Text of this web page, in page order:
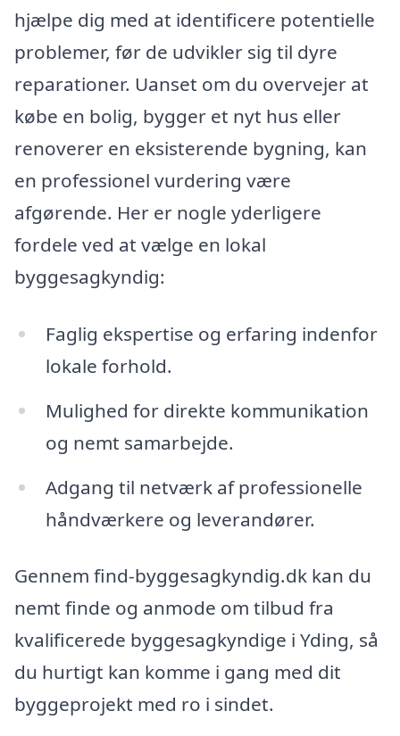
hjælpe dig med at identificere potentielle
problemer, før de udvikler sig til dyre
reparationer. Uanset om du overvejer at
købe en bolig, bygger et nyt hus eller
renoverer en eksisterende bygning, kan
en professionel vurdering være
afgørende. Her er nogle yderligere
fordele ved at vælge en lokal
byggesagkyndig:
Faglig ekspertise og erfaring indenfor
lokale forhold.
Mulighed for direkte kommunikation
og nemt samarbejde.
Adgang til netværk af professionelle
håndværkere og leverandører.
Gennem find-byggesagkyndig.dk kan du
nemt finde og anmode om tilbud fra
kvalificerede byggesagkyndige i Yding, så
du hurtigt kan komme i gang med dit
byggeprojekt med ro i sindet.